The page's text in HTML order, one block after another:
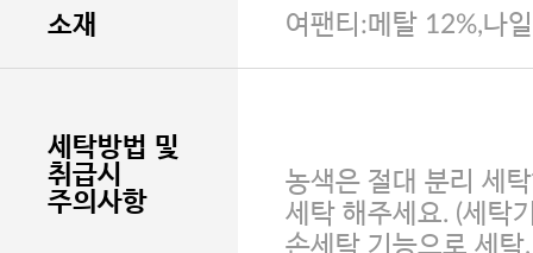
소재 여팬티:메탈 12%,나
세탁방법 및
취급시
주의사항
농색은 절대 분리 세
세탁 해주세요. (세탁
손세탁 기능으로 세탁